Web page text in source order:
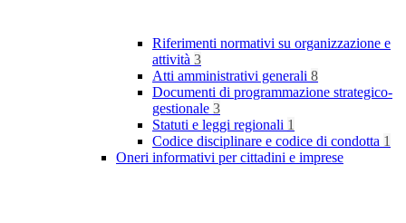
Riferimenti normativi su organizzazione e
attività 3
Atti amministrativi generali 8
Documenti di programmazione strategico-
gestionale 3
Statuti e leggi regionali 1
Codice disciplinare e codice di condotta 1
Oneri informativi per cittadini e imprese